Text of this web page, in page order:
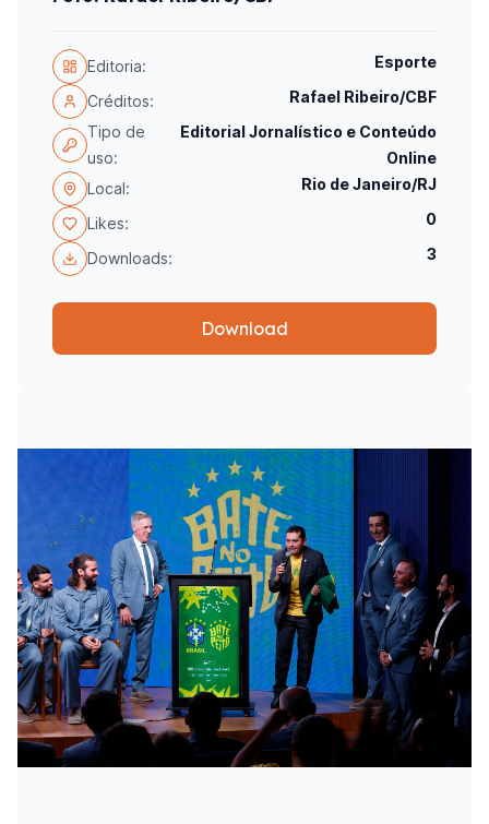
Editoria: Esporte
Créditos:
Rafael Ribeiro/CBF
Tipo de
uso:
Editorial Jornalístico e Conteúdo
Online
Local:
Rio de Janeiro/RJ
Likes: 0
Downloads: 3
Download